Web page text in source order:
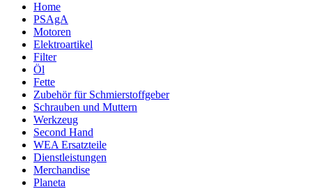
Home
PSAgA
Motoren
Elektroartikel
Filter
Öl
Fette
Zubehör für Schmierstoffgeber
Schrauben und Muttern
Werkzeug
Second Hand
WEA Ersatzteile
Dienstleistungen
Merchandise
Planeta